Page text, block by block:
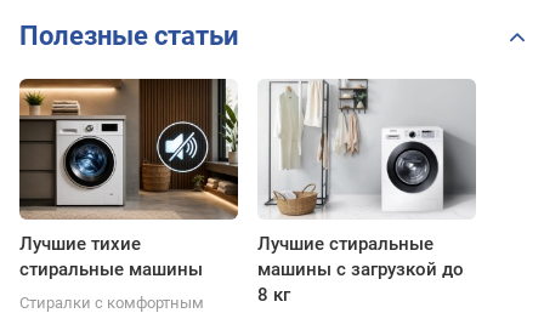
Полезные статьи
Лучшие тихие
стиральные машины
Стиралки с комфортным
Лучшие стиральные
машины с загрузкой до
8 кг